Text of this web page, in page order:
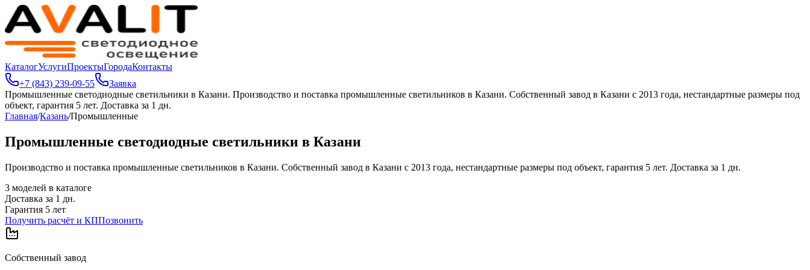
КаталогУслугиПроектыГородаКонтакты
+7 (843) 239-09-55
Заявка
Промышленные светодиодные светильники в Казани. Производство и поставка промышленные светильников в Казани. Собственный завод в Казани с 2013 года, нестандартные размеры под
объект, гарантия 5 лет. Доставка за 1 дн.
Главная/Казань/Промышленные
Промышленные светодиодные светильники в Казани
Производство и поставка промышленные светильников в Казани. Собственный завод в Казани с 2013 года, нестандартные размеры под объект, гарантия 5 лет. Доставка за 1 дн.
3 моделей в каталоге
Доставка за 1 дн.
Гарантия 5 лет
Получить расчёт и КППозвонить
Собственный завод